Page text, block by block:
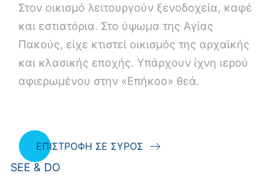
Στον οικισμό λειτουργούν ξενοδοχεία, καφέ
και εστιατόρια. Στο ύψωμα της Αγίας
Πακούς, είχε κτιστεί οικισμός της αρχαϊκής
και κλασικής εποχής. Υπάρχουν ίχνη ιερού
αφιερωμένου στην «Επήκοο» θεά.
ΕΠΙΣΤΡΟΦΗ ΣΕ ΣΥΡΟΣ
SEE & DO